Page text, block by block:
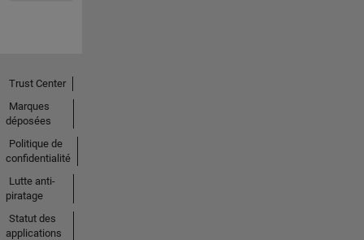
Trust Center
Marques
déposées
Politique de
confidentialité
Lutte anti-
piratage
Statut des
applications